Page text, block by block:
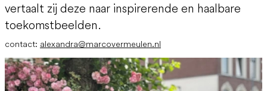
vertaalt zij deze naar inspirerende en haalbare
toekomstbeelden.
contact: alexandra@marcovermeulen.nl